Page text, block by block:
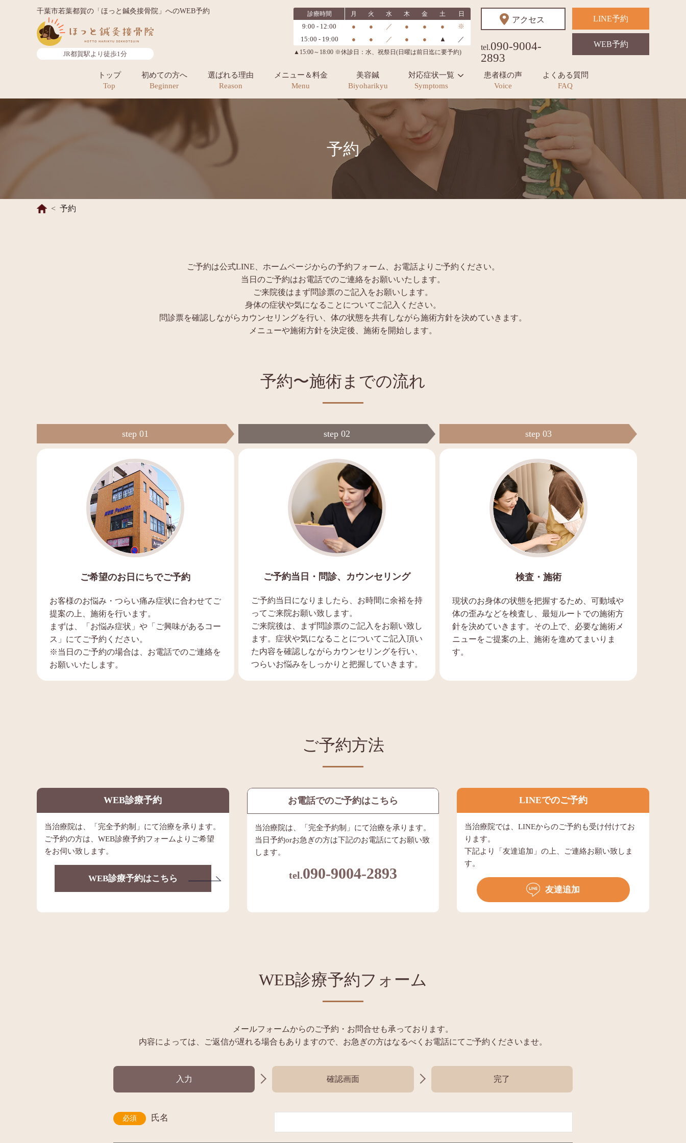
千葉市若葉都賀の「ほっと鍼灸接骨院」へのWEB予約
JR都賀駅より徒歩1分
診療時間 月 火 水 木 金 土 日
9:00 - 12:00 ● ● ／ ● ● ●
※
15:00 - 19:00
● ● ／ ● ● ▲ ／
▲15:00～18:00 ※休診日：水、祝祭日(日曜は前日迄に要予約)
アクセス
tel.090-9004-
2893
LINE予約
WEB予約
トップ
Top
初めての方へ
Beginner
選ばれる理由
Reason
メニュー＆料金
Menu
美容鍼
Biyoharikyu
対応症状一覧
Symptoms
患者様の声
Voice
よくある質問
FAQ
予約
予約
ご予約は公式LINE、ホームページからの予約フォーム、お電話よりご予約ください。
当日のご予約はお電話でのご連絡をお願いいたします。
ご来院後はまず問診票のご記入をお願いします。
身体の症状や気になることについてご記入ください。
問診票を確認しながらカウンセリングを行い、体の状態を共有しながら施術方針を決めていきます。
メニューや施術方針を決定後、施術を開始します。
予約〜施術までの流れ
step 01
ご希望のお日にちでご予約
お客様のお悩み・つらい痛み症状に合わせてご
提案の上、施術を行います。
まずは、「お悩み症状」や「ご興味があるコー
ス」にてご予約ください。
※当日のご予約の場合は、お電話でのご連絡を
お願いいたします。
step 02
ご予約当日・問診、カウンセリング
ご予約当日になりましたら、お時間に余裕を持
ってご来院お願い致します。
ご来院後は、まず問診票のご記入をお願い致し
ます。症状や気になることについてご記入頂い
た内容を確認しながらカウンセリングを行い、
つらいお悩みをしっかりと把握していきます。
step 03
検査・施術
現状のお身体の状態を把握するため、可動域や
体の歪みなどを検査し、最短ルートでの施術方
針を決めていきます。その上で、必要な施術メ
ニューをご提案の上、施術を進めてまいりま
す。
ご予約方法
WEB診療予約
当治療院は、「完全予約制」にて治療を承ります。
ご予約の方は、WEB診療予約フォームよりご希望
をお伺い致します。
WEB診療予約はこちら
お電話でのご予約はこちら
当治療院は、「完全予約制」にて治療を承ります。
当日予約orお急ぎの方は下記のお電話にてお願い致
します。
tel.090-9004-2893
LINEでのご予約
当治療院では、LINEからのご予約も受け付けてお
ります。
下記より「友達追加」の上、ご連絡お願い致しま
す。
友達追加
WEB診療予約フォーム
メールフォームからのご予約・お問合せも承っております。
内容によっては、ご返信が遅れる場合もありますので、お急ぎの方はなるべくお電話にてご予約くださいませ。
入力 確認画面 完了
必須 氏名